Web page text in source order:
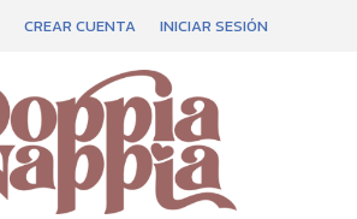
CREAR CUENTA INICIAR SESIÓN